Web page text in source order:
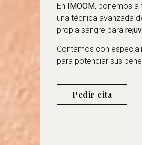
En IMOOM, ponemos a
una técnica avanzada
propia sangre para
Contamos con
para potenciar sus
Pedir cita